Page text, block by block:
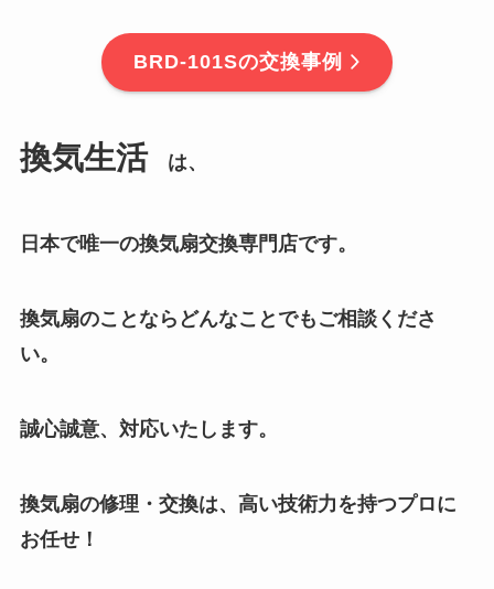
BRD-101Sの交換事例
換気生活は、
日本で唯一の換気扇交換専門店です。
換気扇のことならどんなことでもご相談くださ
い。
誠心誠意、対応いたします。
換気扇の修理・交換は、高い技術力を持つプロに
お任せ！